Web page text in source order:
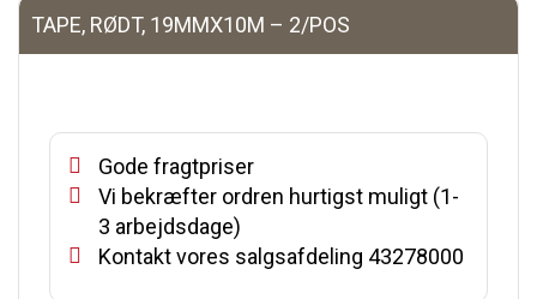
TAPE, RØDT, 19MMX10M – 2/POS
Gode fragtpriser
Vi bekræfter ordren hurtigst muligt (1-
3 arbejdsdage)
Kontakt vores salgsafdeling 43278000